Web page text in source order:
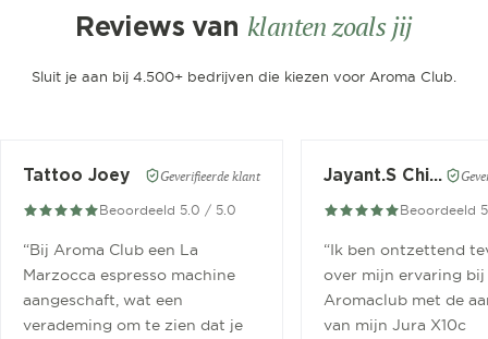
Reviews van klanten zoals jij
Sluit je aan bij 4.500+ bedrijven die kiezen voor Aroma Club.
Tattoo Joey Geverifieerde klant
Beoordeeld 5.0 / 5.0
“Bij Aroma Club een La
Marzocca espresso machine
aangeschaft, wat een
verademing om te zien dat je
Jayant.S Chitaroe
Beoordeeld
“Ik ben ontzettend
over mijn ervaring bij
Aromaclub met de
van mijn Jura X10c